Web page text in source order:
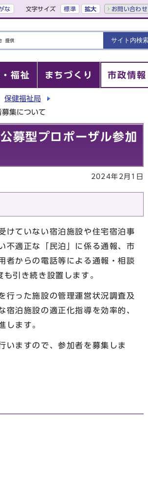
な 文字サイズ 標準 拡大 お問い合わせ
福祉 まちづくり 市政情報
保健福祉局
集について
募型プロポーザル参加
2024年2月1日
けていない宿泊施設や住宅宿泊事
不適正な「民泊」に係る通報、市
者からの電話等による通報・相談
引き続き設置します。
行った施設の管理運営状況調査及
泊施設の適正化指導を効率的、
します。
いますので、参加者を募集しま